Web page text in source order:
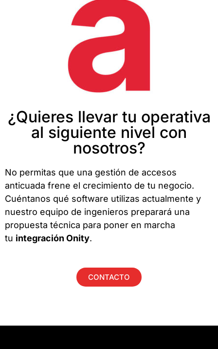
¿Quieres llevar tu operativa
al siguiente nivel con
nosotros?
No permitas que una gestión de accesos
anticuada frene el crecimiento de tu negocio.
Cuéntanos qué software utilizas actualmente y
nuestro equipo de ingenieros preparará una
propuesta técnica para poner en marcha
tu integración Onity.
CONTACTO